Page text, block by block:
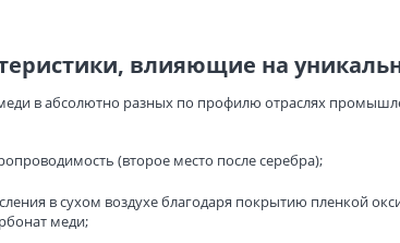
влияющие на
в абсолютно разных по профилю отраслях
(второе место после серебра);
в сухом воздухе благодаря покрытию пленкой
меди;